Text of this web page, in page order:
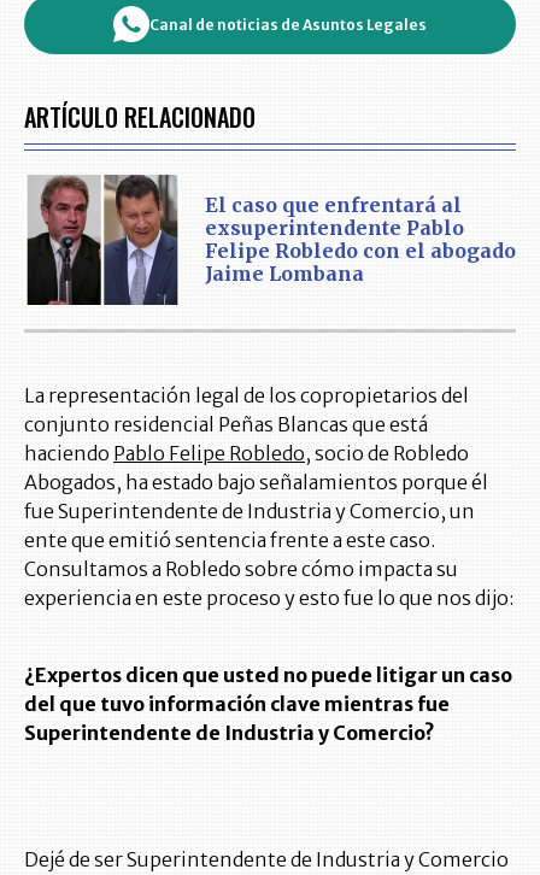
Canal de noticias de Asuntos Legales
ARTÍCULO RELACIONADO
El caso que enfrentará al
exsuperintendente Pablo
Felipe Robledo con el abogado
Jaime Lombana
La representación legal de los copropietarios del
conjunto residencial Peñas Blancas que está
haciendo Pablo Felipe Robledo, socio de Robledo
Abogados, ha estado bajo señalamientos porque él
fue Superintendente de Industria y Comercio, un
ente que emitió sentencia frente a este caso.
Consultamos a Robledo sobre cómo impacta su
experiencia en este proceso y esto fue lo que nos dijo:
¿Expertos dicen que usted no puede litigar un caso
del que tuvo información clave mientras fue
Superintendente de Industria y Comercio?
Dejé de ser Superintendente de Industria y Comercio